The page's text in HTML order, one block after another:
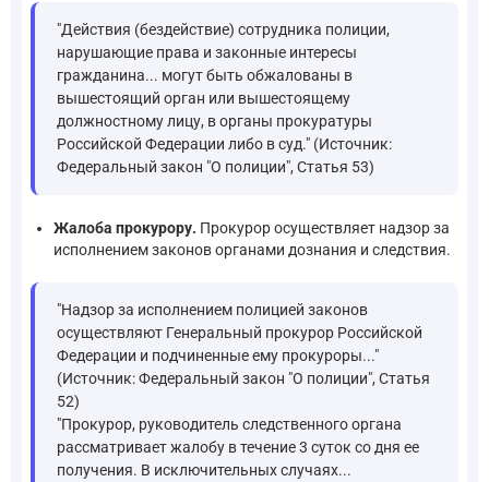
"Действия (бездействие) сотрудника полиции,
нарушающие права и законные интересы
гражданина... могут быть обжалованы в
вышестоящий орган или вышестоящему
должностному лицу, в органы прокуратуры
Российской Федерации либо в суд." (Источник:
Федеральный закон "О полиции", Статья 53)
Жалоба прокурору. Прокурор осуществляет надзор за
исполнением законов органами дознания и следствия.
"Надзор за исполнением полицией законов
осуществляют Генеральный прокурор Российской
Федерации и подчиненные ему прокуроры..."
(Источник: Федеральный закон "О полиции", Статья
52)
"Прокурор, руководитель следственного органа
рассматривает жалобу в течение 3 суток со дня ее
получения. В исключительных случаях...